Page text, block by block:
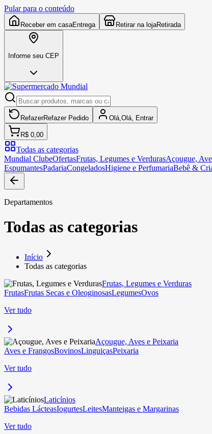
Pular para o conteúdo
Receber em casaEntrega Retirar na lojaRetirada
Informe seu CEP
RefazerRefazer Pedido Olá, Olá, Entrar
R$ 0,00
Todas as categorias
Mundial ClubeOfertasFrutas, Legumes e VerdurasAçougue,
EspumantesPadariaCongeladosHigiene e PerfumariaBebê &
Departamentos
Todas as categorias
Início
Todas as categorias
Frutas, Legumes e Verduras
FrutasFrutas Secas e OleoginosasLegumesOvos
Ver tudo
Açougue, Aves e Peixaria
Aves e FrangosBovinosLinguiçasPeixaria
Ver tudo
Laticínios
Bebidas LácteasIogurtesLeitesManteigas e Margarinas
Ver tudo